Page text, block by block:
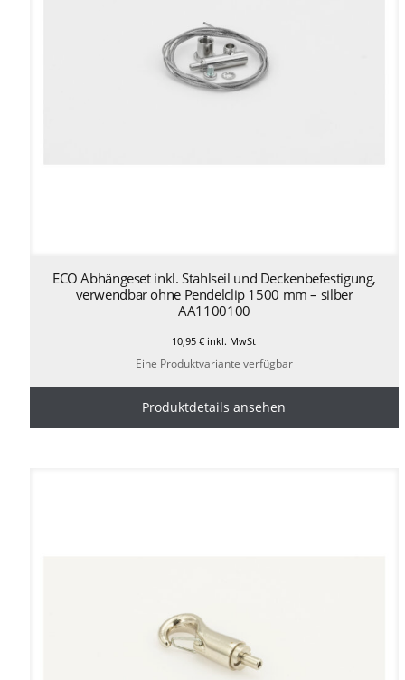
ECO Abhängeset inkl. Stahlseil und Deckenbefestigung,
verwendbar ohne Pendelclip 1500 mm – silber
AA1100100
10,95€ inkl. MwSt
Eine Produktvariante verfügbar
Produktdetails ansehen